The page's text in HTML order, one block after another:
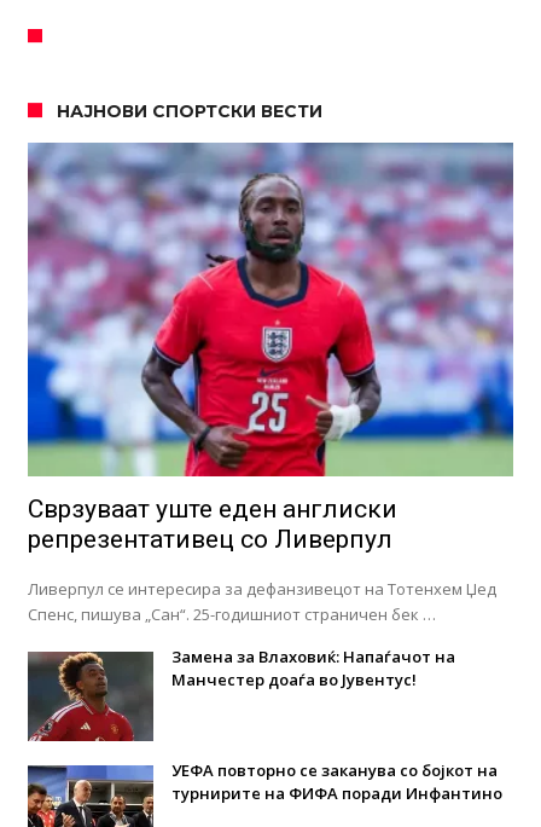
НАЈНОВИ СПОРТСКИ ВЕСТИ
Сврзуваат уште еден англиски
репрезентативец со Ливерпул
Ливерпул се интересира за дефанзивецот на Тотенхем Џед
Спенс, пишува „Сан“. 25-годишниот страничен бек …
Замена за Влаховиќ: Напаѓачот на
Манчестер доаѓа во Јувентус!
УЕФА повторно се заканува со бојкот на
турнирите на ФИФА поради Инфантино